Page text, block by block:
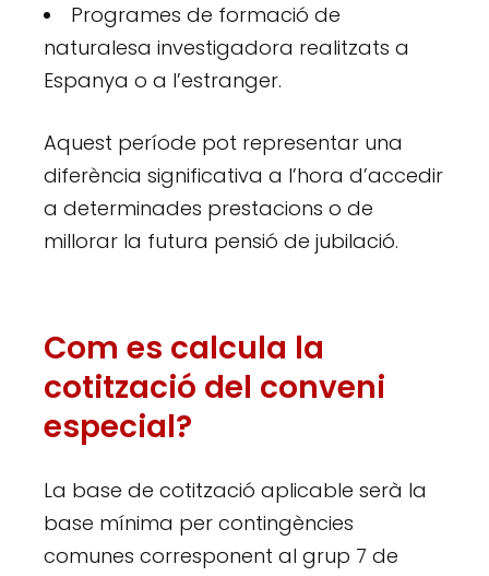
Programes de formació de
naturalesa investigadora realitzats a
Espanya o a l’estranger.
Aquest període pot representar una
diferència significativa a l’hora d’accedir
a determinades prestacions o de
millorar la futura pensió de jubilació.
Com es calcula la
cotització del conveni
especial?
La base de cotització aplicable serà la
base mínima per contingències
comunes corresponent al grup 7 de